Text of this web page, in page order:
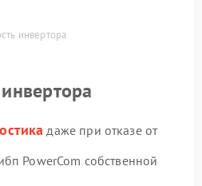
инвертора
даже при отказе от
PowerCom собственной